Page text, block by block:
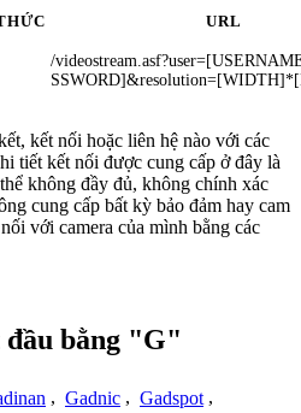
URL
/
kết nối hoặc liên hệ nào với các
tiết kết nối được cung cấp ở đây là
không đầy đủ, không chính xác
cung cấp bất kỳ bảo đảm hay cam
với camera của mình bằng các
đầu bằng "G"
, Gadnic , Gadspot ,